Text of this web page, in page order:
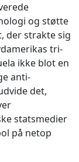
og støtte
der strakte sig
tri-
ikke blot en
anti-
det,
statsmedier
på netop